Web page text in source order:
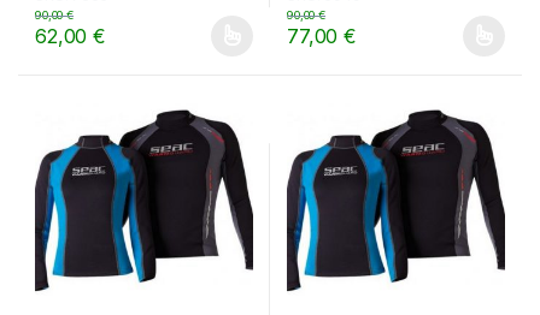
t
f62,00€
90,00€
Questo prodotto ha più varianti. Le opzioni possono essere
t
f77,00€
90,00€
Questo prodotto ha più